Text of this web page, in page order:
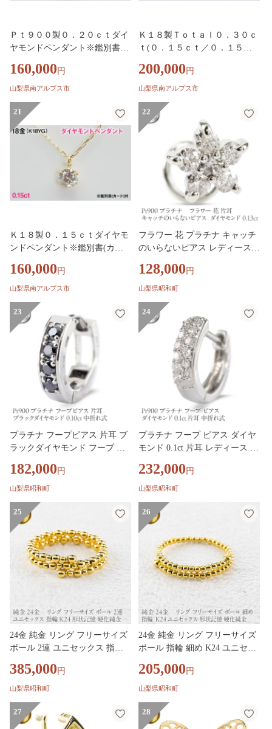
Ｐｔ９００製０．２０ｃｔダイ
ヤモンドペンダント※鑑別書
160,000 円
山梨県南アルプス市
Ｋ１８製Ｔｏｔａｌ０．３０ｃ
ｔ(０．１５ｃｔ／０．１５ｃ
書(カード)付 ALPBK201
200,000 円
山梨県南アルプス市
21
Ｋ１８製０．１５ｃｔダイヤモ
ンドペンダント※鑑別書(カー
160,000 円
山梨県南アルプス市
22
フラワー 花 プラチナ キャッチ
のいらないピアス レディース
ピアス つけっぱなし キャッチ
ナッシャー 230726101d SWAA3
128,000 円
山梨県昭和町
23
プラチナ フープピアス 片耳 ブ
ラックダイヤモンド フープ ピ
式 pt900 リングピアス 250401bd
201pu SWAA391
182,000 円
山梨県昭和町
24
プラチナ フープ ピアス ダイヤ
モンド 0.1ct 片耳 レディース 中
ス pt900 240227bd400pu SWAA3
90
232,000 円
山梨県昭和町
25
24金 純金 リング フリーサイズ
ボール 2連 ユニセックス 指輪
n201 SWAA389-b
385,000 円
山梨県昭和町
26
24金 純金 リング フリーサイズ
ボール 指輪 細め K24 ユニセッ
n200 SWAA389-a
205,000 円
山梨県昭和町
27 28